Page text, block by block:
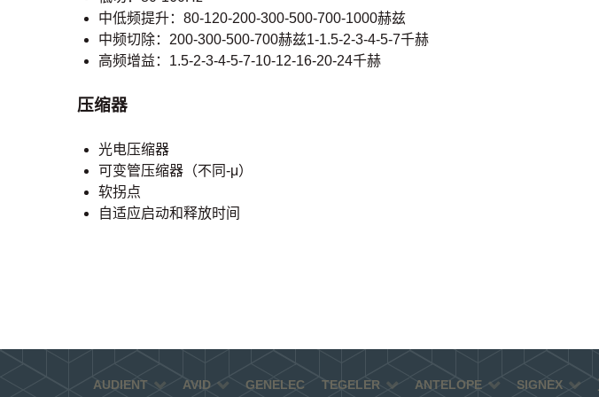
中低频提升：80-120-200-300-500-700-1000赫兹
中频切除：200-300-500-700赫兹1-1.5-2-3-4-5-7千赫
高频增益：1.5-2-3-4-5-7-10-12-16-20-24千赫
压缩器
光电压缩器
可变管压缩器（不同-μ）
软拐点
自适应启动和释放时间
AUDIENT AVID GENELEC TEGELER ANTELOPE SIGNEX